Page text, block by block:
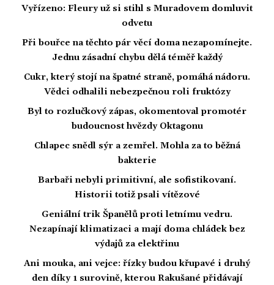
Vyřízeno: Fleury už si stihl s Muradovem domluvit
odvetu
Při bouřce na těchto pár věcí doma nezapomínejte.
Jednu zásadní chybu dělá téměř každý
Cukr, který stojí na špatné straně, pomáhá nádoru.
Vědci odhalili nebezpečnou roli fruktózy
Byl to rozlučkový zápas, okomentoval promotér
budoucnost hvězdy Oktagonu
Chlapec snědl sýr a zemřel. Mohla za to běžná
bakterie
Barbaři nebyli primitivní, ale sofistikovaní.
Historii totiž psali vítězové
Geniální trik Španělů proti letnímu vedru.
Nezapínají klimatizaci a mají doma chládek bez
výdajů za elektřinu
Ani mouka, ani vejce: řízky budou křupavé i druhý
den díky 1 surovině, kterou Rakušané přidávají